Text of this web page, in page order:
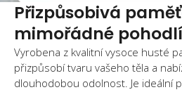
Přizpůsobivá
mimořádné pohodlí
Vyrobena z kvalitní vysoce husté
přizpůsobí tvaru vašeho těla a
dlouhodobou odolnost. Je ideální